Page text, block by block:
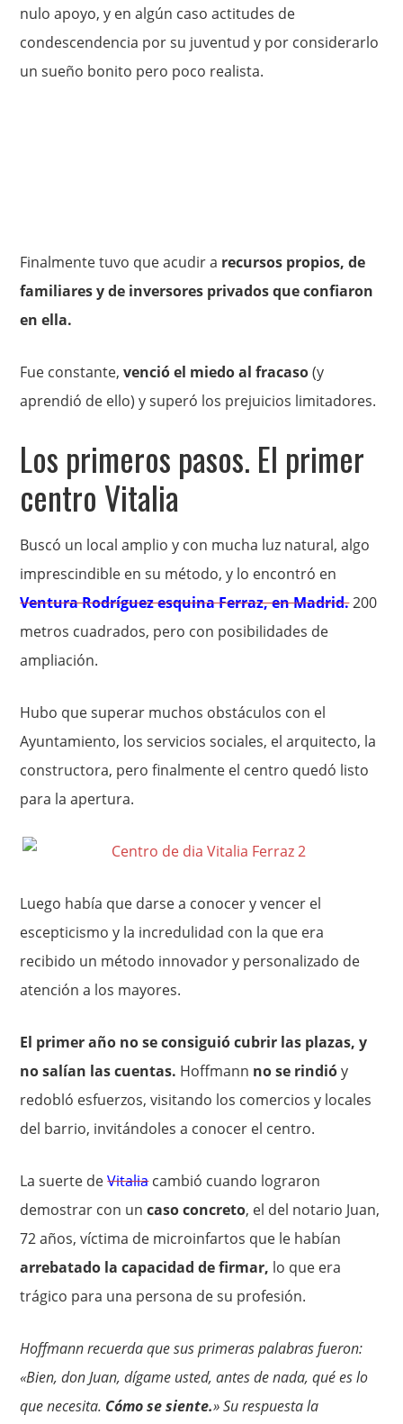
nulo apoyo, y en algún caso actitudes de
condescendencia por su juventud y por considerarlo
un sueño bonito pero poco realista.
Finalmente tuvo que acudir a recursos propios, de
familiares y de inversores privados que confiaron
en ella.
Fue constante,venció el miedo al fracaso(y
aprendió de ello) y superó los prejuicios limitadores.
Los primeros pasos. El primer
centro Vitalia
Buscó un local amplio y con mucha luz natural, algo
imprescindible en su método, y lo encontró en
Ventura Rodríguez esquina Ferraz, en Madrid.200
metros cuadrados, pero con posibilidades de
ampliación.
Hubo que superar muchos obstáculos con el
Ayuntamiento, los servicios sociales, el arquitecto, la
constructora, pero finalmente el centro quedó listo
para la apertura.
Luego había que darse a conocer y vencer el
escepticismo y la incredulidad con la que era
recibido un método innovador y personalizado de
atención a los mayores.
El primer año no se consiguió cubrir las plazas, y
no salían las cuentas. Hoffmann no se rindióy
redobló esfuerzos, visitando los comercios y locales
del barrio, invitándoles a conocer el centro.
La suerte deVitaliacambió cuando lograron
demostrar con uncaso concreto, el del notario Juan,
72 años, víctima de microinfartos que le habían
arrebatado la capacidad de firmar, lo que era
trágico para una persona de su profesión.
Hoffmann recuerda que sus primeras palabras fueron:
«Bien, don Juan, dígame usted, antes de nada, qué es lo
que necesita. Cómo se siente.» Su respuesta la